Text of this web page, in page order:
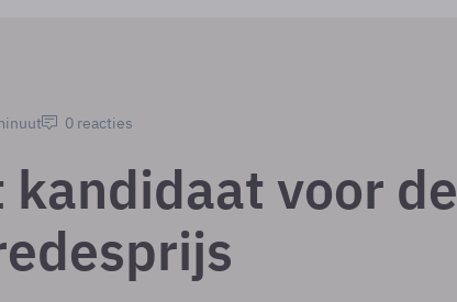
0 reacties
voor de